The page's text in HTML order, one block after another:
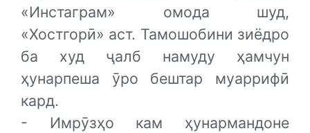
«Инстаграм» омода шуд,
«Хостгорӣ» аст. Тамошобини зиёдро
ба худ ҷалб намуду ҳамчун
ҳунарпеша ӯро бештар муаррифӣ
кард.
- Имрӯзҳо кам ҳунармандоне